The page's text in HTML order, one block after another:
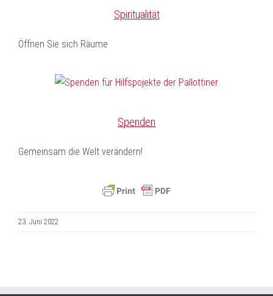
Spiritualität
Öffnen Sie sich Räume
Spenden
Gemeinsam die Welt verändern!
23. Juni 2022